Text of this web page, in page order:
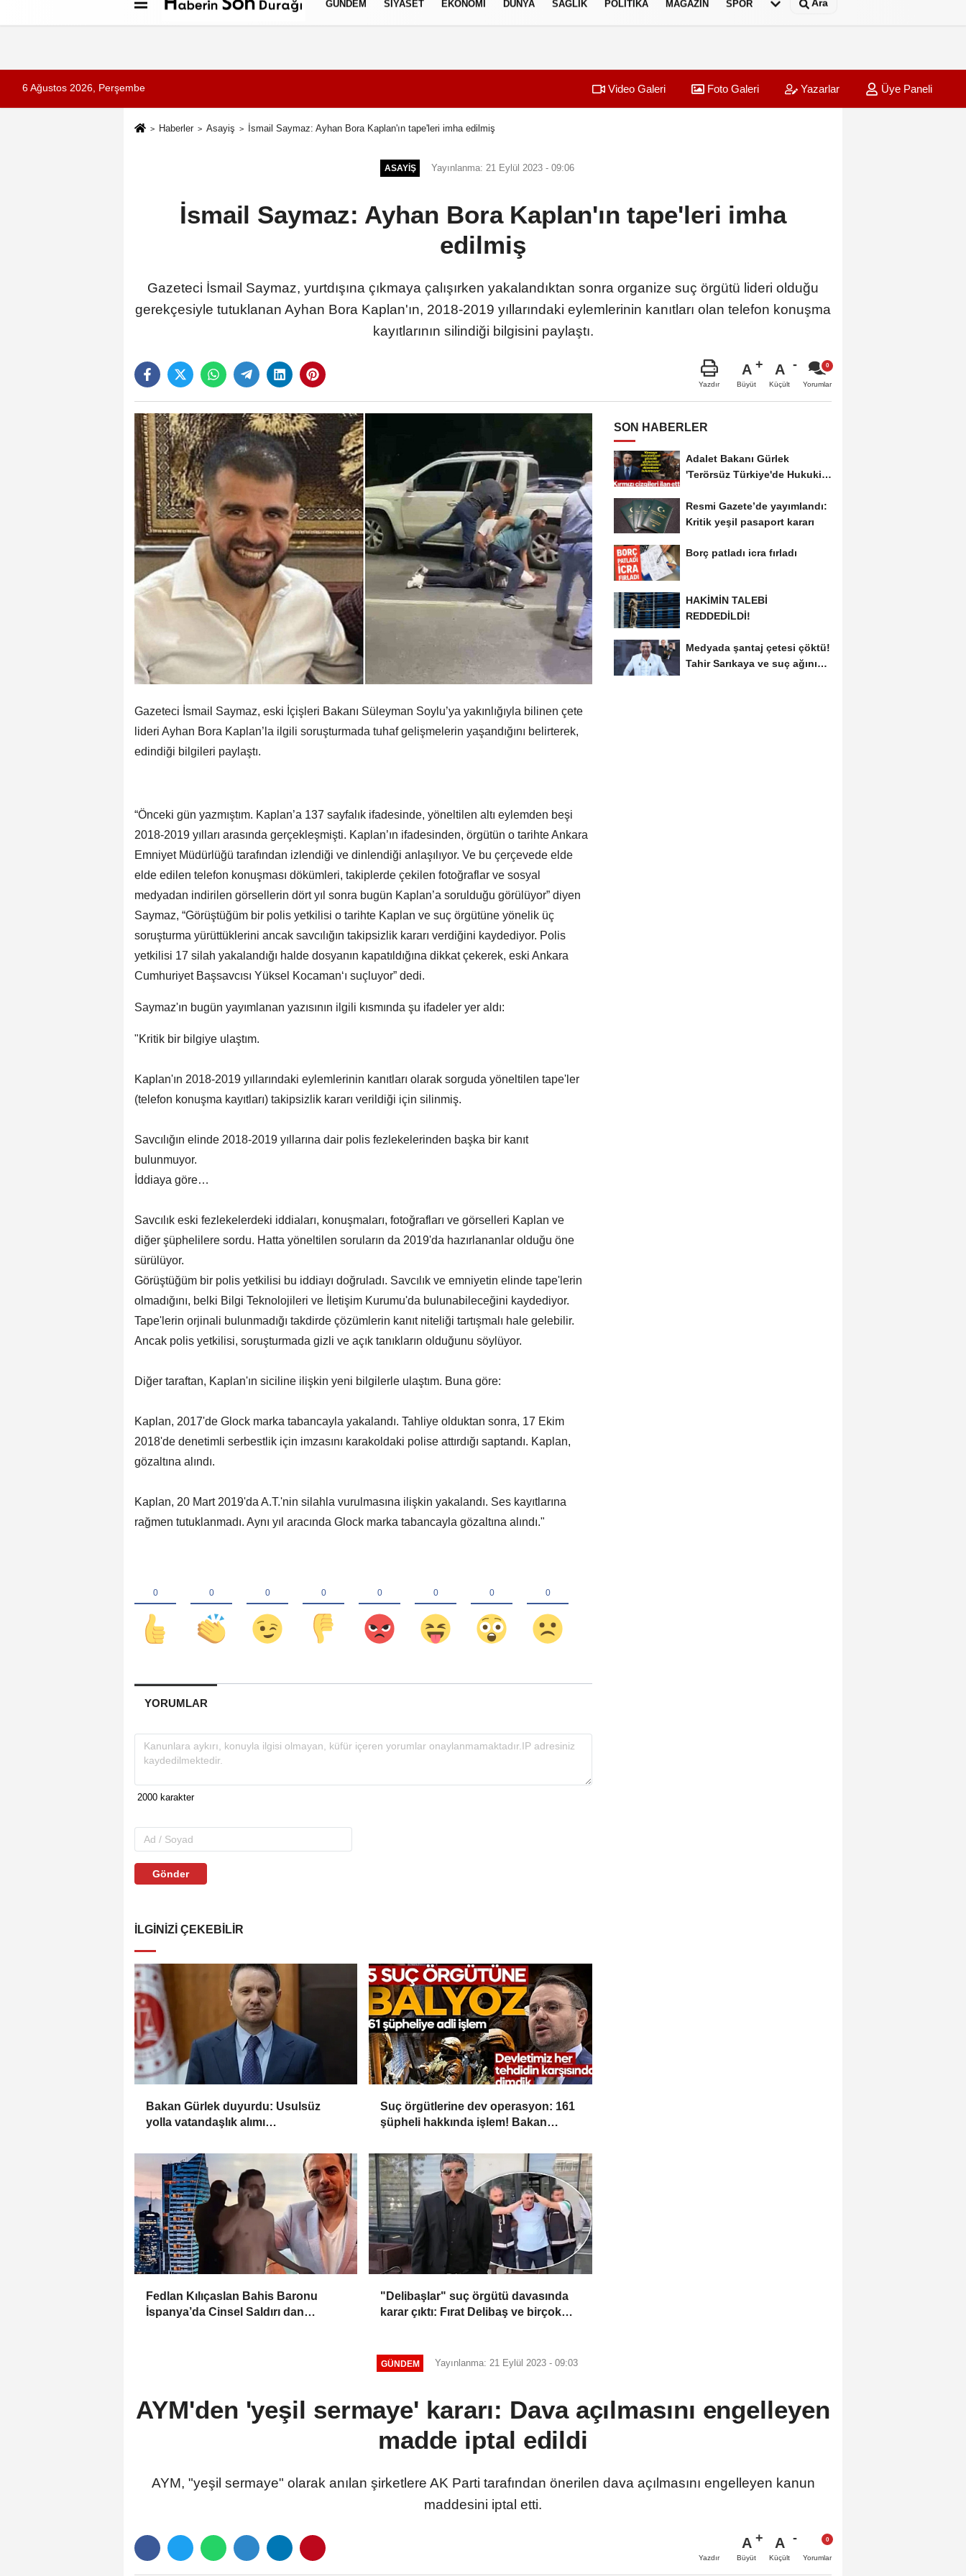
Künye İletişim Çerez Politikası
GÜNDEM SIYASET EKONOMI DÜNYA SAĞLIK POLITIKA MAGAZIN SPOR Ara
6 Ağustos 2026, Perşembe Video Galeri Foto Galeri Yazarlar Üye Paneli
Haberler Asayiş İsmail Saymaz: Ayhan Bora Kaplan'ın tape'leri imha edilmiş
ASAYIŞ Yayınlanma: 21 Eylül 2023 - 09:06
İsmail Saymaz: Ayhan Bora Kaplan'ın tape'leri imha
edilmiş
Gazeteci İsmail Saymaz, yurtdışına çıkmaya çalışırken yakalandıktan sonra organize suç örgütü lideri olduğu
gerekçesiyle tutuklanan Ayhan Bora Kaplan'ın, 2018-2019 yıllarındaki eylemlerinin kanıtları olan telefon konuşma
kayıtlarının silindiği bilgisini paylaştı.
Yazdır
A
Büyüt
A
Küçült Yorumlar
Gazeteci İsmail Saymaz, eski İçişleri Bakanı Süleyman Soylu’ya yakınlığıyla bilinen çete
lideri Ayhan Bora Kaplan’la ilgili soruşturmada tuhaf gelişmelerin yaşandığını belirterek,
edindiği bilgileri paylaştı.
“Önceki gün yazmıştım. Kaplan’a 137 sayfalık ifadesinde, yöneltilen altı eylemden beşi
2018-2019 yılları arasında gerçekleşmişti. Kaplan’ın ifadesinden, örgütün o tarihte Ankara
Emniyet Müdürlüğü tarafından izlendiği ve dinlendiği anlaşılıyor. Ve bu çerçevede elde
elde edilen telefon konuşması dökümleri, takiplerde çekilen fotoğraflar ve sosyal
medyadan indirilen görsellerin dört yıl sonra bugün Kaplan’a sorulduğu görülüyor” diyen
Saymaz, “Görüştüğüm bir polis yetkilisi o tarihte Kaplan ve suç örgütüne yönelik üç
soruşturma yürüttüklerini ancak savcılığın takipsizlik kararı verdiğini kaydediyor. Polis
yetkilisi 17 silah yakalandığı halde dosyanın kapatıldığına dikkat çekerek, eski Ankara
Cumhuriyet Başsavcısı Yüksel Kocaman‘ı suçluyor” dedi.
Saymaz'ın bugün yayımlanan yazısının ilgili kısmında şu ifadeler yer aldı:
"Kritik bir bilgiye ulaştım.
Kaplan'ın 2018-2019 yıllarındaki eylemlerinin kanıtları olarak sorguda yöneltilen tape'ler
(telefon konuşma kayıtları) takipsizlik kararı verildiği için silinmiş.
Savcılığın elinde 2018-2019 yıllarına dair polis fezlekelerinden başka bir kanıt
bulunmuyor.
İddiaya göre…
Savcılık eski fezlekelerdeki iddiaları, konuşmaları, fotoğrafları ve görselleri Kaplan ve
diğer şüphelilere sordu. Hatta yöneltilen soruların da 2019'da hazırlananlar olduğu öne
sürülüyor.
Görüştüğüm bir polis yetkilisi bu iddiayı doğruladı. Savcılık ve emniyetin elinde tape'lerin
olmadığını, belki Bilgi Teknolojileri ve İletişim Kurumu'da bulunabileceğini kaydediyor.
Tape'lerin orjinali bulunmadığı takdirde çözümlerin kanıt niteliği tartışmalı hale gelebilir.
Ancak polis yetkilisi, soruşturmada gizli ve açık tanıkların olduğunu söylüyor.
Diğer taraftan, Kaplan'ın siciline ilişkin yeni bilgilerle ulaştım. Buna göre:
Kaplan, 2017'de Glock marka tabancayla yakalandı. Tahliye olduktan sonra, 17 Ekim
2018'de denetimli serbestlik için imzasını karakoldaki polise attırdığı saptandı. Kaplan,
gözaltına alındı.
Kaplan, 20 Mart 2019'da A.T.'nin silahla vurulmasına ilişkin yakalandı. Ses kayıtlarına
rağmen tutuklanmadı. Aynı yıl aracında Glock marka tabancayla gözaltına alındı."
YORUMLAR
Gönder
İLGINIZI ÇEKEBILIR
Bakan Gürlek duyurdu: Usulsüz
yolla vatandaşlık alımı
gözaltında
Suç örgütlerine dev operasyon: 161
şüpheli hakkında işlem! Bakan
karşısında dimdik
Fedlan Kılıçaslan Bahis Baronu
İspanya’da Cinsel Saldırı dan
"Delibaşlar" suç örgütü davasında
karar çıktı: Fırat Delibaş ve birçok
SON HABERLER
Adalet Bakanı Gürlek
'Terörsüz Türkiye'de Hukuki
Resmi Gazete’de yayımlandı:
Kritik yeşil pasaport kararı
Borç patladı icra fırladı
HAKİMİN TALEBİ
REDDEDİLDİ!
Medyada şantaj çetesi çöktü!
Tahir Sarıkaya ve suç ağının
GÜNDEM Yayınlanma: 21 Eylül 2023 - 09:03
AYM'den 'yeşil sermaye' kararı: Dava açılmasını engelleyen
madde iptal edildi
AYM, "yeşil sermaye" olarak anılan şirketlere AK Parti tarafından önerilen dava açılmasını engelleyen kanun
maddesini iptal etti.
Yazdır
A
Büyüt
A
Küçült Yorumlar